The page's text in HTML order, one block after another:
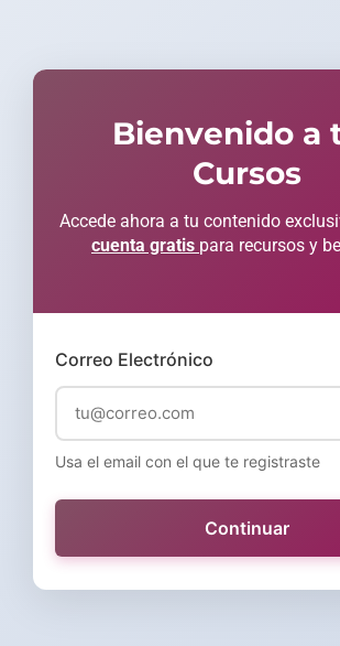
Bienvenido a
Cursos
Accede ahora a tu contenido
cuenta gratis para recursos y
Correo Electrónico
Usa el email con el que te registraste
Continuar